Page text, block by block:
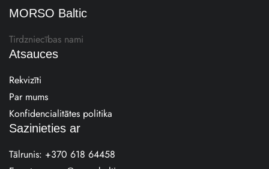
MORSO Baltic
Tirdzniecības nami
Atsauces
Rekvizīti
Par mums
Konfidencialitātes politika
Sazinieties ar
Tālrunis: +370 618 64458